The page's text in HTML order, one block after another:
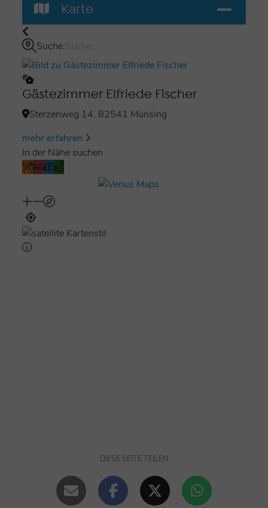
Karte
Suche:
Gästezimmer Elfriede Fischer
Sterzenweg 14, 82541 Münsing
mehr erfahren
In der Nähe suchen
DIESE SEITE TEILEN